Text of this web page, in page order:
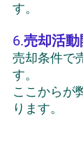
す。
6.売却活
売却条件で
す。
ここからが
ります。